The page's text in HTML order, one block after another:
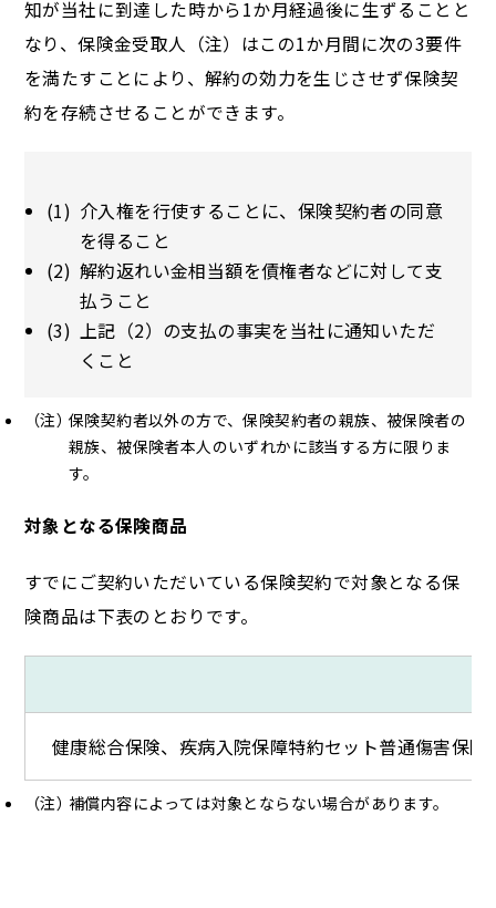
知が当社に到達した時から1か月経過後に生ずることと
なり、保険金受取人（注）はこの1か月間に次の3要件
を満たすことにより、解約の効力を生じさせず保険契
約を存続させることができます。
介入権を行使することに、保険契約者の同意
を得ること
解約返れい金相当額を債権者などに対して支
払うこと
上記（2）の支払の事実を当社に通知いただ
くこと
保険契約者以外の方で、保険契約者の親族、被保険者の
親族、被保険者本人のいずれかに該当する方に限りま
す。
対象となる保険商品
すでにご契約いただいている保険契約で対象となる保
険商品は下表のとおりです。
健康総合保険、疾病入院保障特約セット普通傷害保
補償内容によっては対象とならない場合があります。